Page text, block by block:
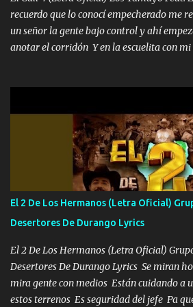
recuerdo que lo conocí empecherado me
un señor la gente bajo control y ahí
anotar el corridón Y en la escuelita con
camisa es color Verde y peleam0s la
con los drones patrullando la Frontera De
Bellas Artes me ve en las blancas ya hace
verde se le extraña pa que sepan Aquí Pura
POR CLAVE ES EL CALI 4 EN LA CIUDAD
tirante andamos mi carnal atento a
se ve limpio el camino nos confiamos al
misma piedra me vuelvo a tropezar
en corto me tiró a per...
El 2 De Los Hermanos (Letra Oficial)
Desertores De Durango Lyrics
El 2 De Los Hermanos (Letra Oficial)
Desertores De Durango Lyrics Se miran
mira gente con medios Están cuidando a
estos terrenos Es seguridad del jefe Pa